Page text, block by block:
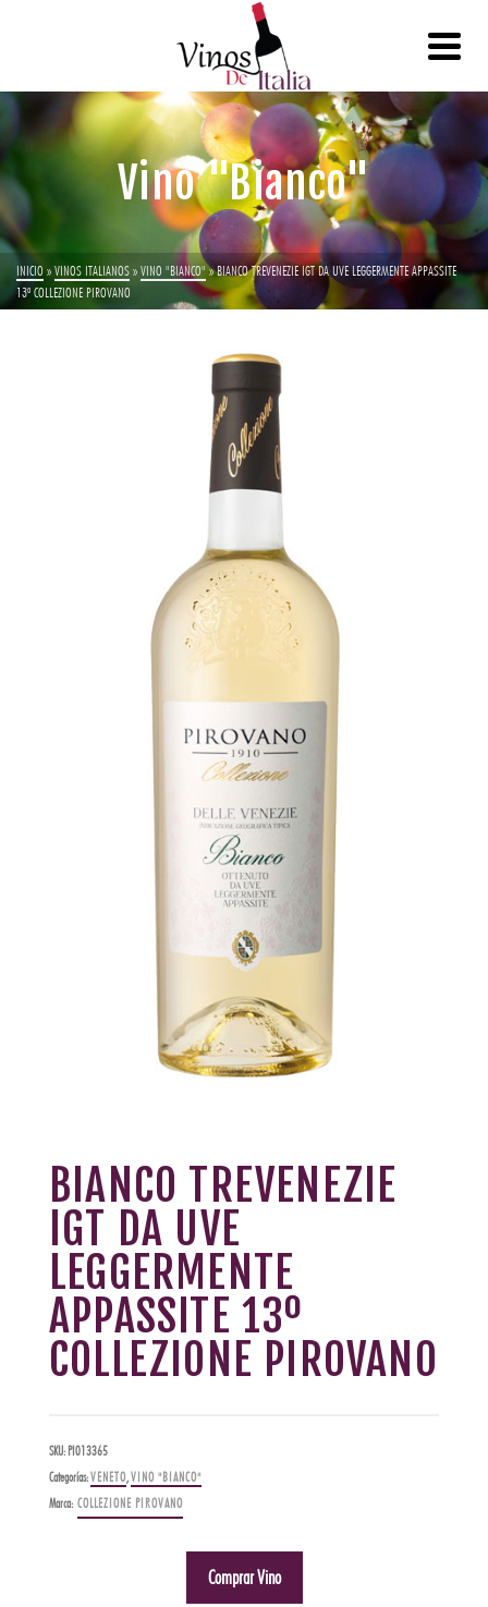
Vino "Bianco"
INICIO»VINOS ITALIANOS»VINO "BIANCO" »BIANCO TREVENEZIE IGT DA UVE LEGGERMENTE APPASSITE
13º COLLEZIONE PIROVANO
BIANCO TREVENEZIE
IGT DA UVE
LEGGERMENTE
APPASSITE 13º
COLLEZIONE PIROVANO
SKU: PI013365
Categorías:VENETO,VINO "BIANCO"
Marca: COLLEZIONE PIROVANO
Comprar Vino